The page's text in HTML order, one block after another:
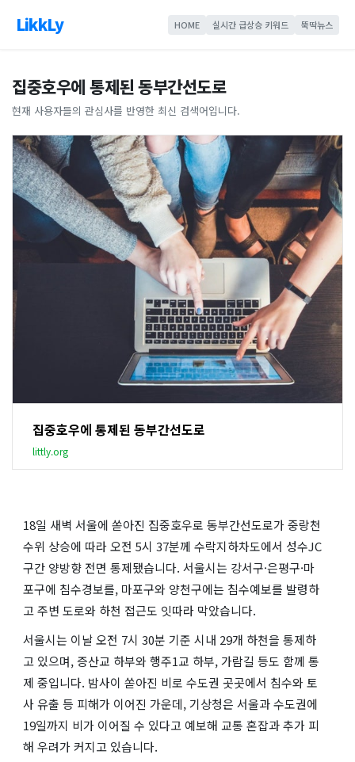
LikkLy HOME 실시간 급상승 키워드 뚝딱뉴스
집중호우에 통제된 동부간선도로
현재 사용자들의 관심사를 반영한 최신 검색어입니다.
집중호우에 통제된 동부간선도로
littly.org
18일 새벽 서울에 쏟아진 집중호우로 동부간선도로가 중랑천
수위 상승에 따라 오전 5시 37분께 수락지하차도에서 성수JC
구간 양방향 전면 통제됐습니다. 서울시는 강서구·은평구·마
포구에 침수경보를, 마포구와 양천구에는 침수예보를 발령하
고 주변 도로와 하천 접근도 잇따라 막았습니다.
서울시는 이날 오전 7시 30분 기준 시내 29개 하천을 통제하
고 있으며, 증산교 하부와 행주1교 하부, 가람길 등도 함께 통
제 중입니다. 밤사이 쏟아진 비로 수도권 곳곳에서 침수와 토
사 유출 등 피해가 이어진 가운데, 기상청은 서울과 수도권에
19일까지 비가 이어질 수 있다고 예보해 교통 혼잡과 추가 피
해 우려가 커지고 있습니다.